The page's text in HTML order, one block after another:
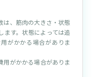
、筋肉の大きさ・状態
ます。状態によっては追
がかかる場合がありま
がかかる場合がありま